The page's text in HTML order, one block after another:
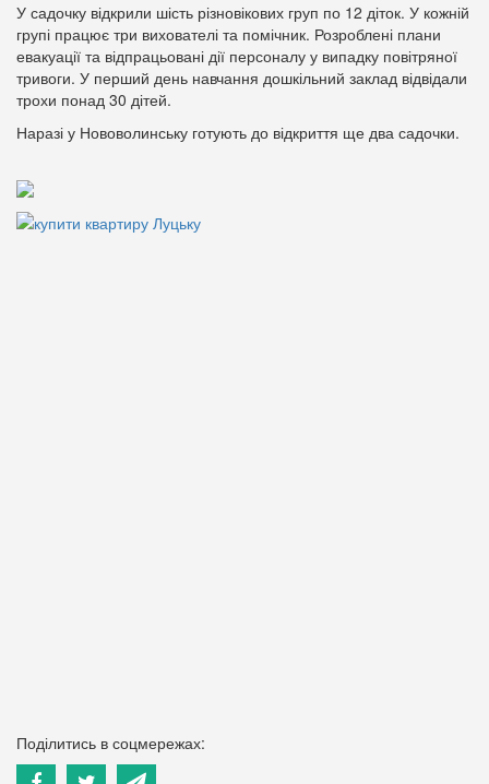
У садочку відкрили шість різновікових груп по 12 діток. У кожній
групі працює три вихователі та помічник. Розроблені плани
евакуації та відпрацьовані дії персоналу у випадку повітряної
тривоги. У перший день навчання дошкільний заклад відвідали
трохи понад 30 дітей.
Наразі у Нововолинську готують до відкриття ще два садочки.
Поділитись в соцмережах: